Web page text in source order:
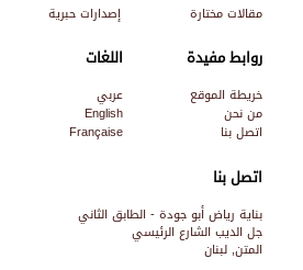
اتصل بنا
بناية رياض أبو جودة - الطابق الثاني
جل الديب الشارع الرئيسي
المتن, لبنان
مقالات مختارة
إصدارات حبرية
روابط مفيدة
خريطة الموقع
من نحن
اتصل بنا
اللغات
عربي
English
Française